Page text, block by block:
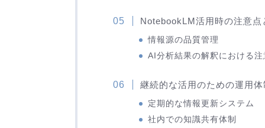
NotebookLM活用時の注意点
情報源の品質管理
AI分析結果の解釈における
継続的な活用のための運用
定期的な情報更新システム
社内での知識共有体制